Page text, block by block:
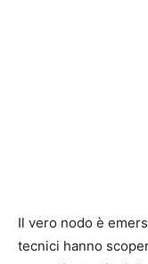
Il vero nodo è
tecnici hanno